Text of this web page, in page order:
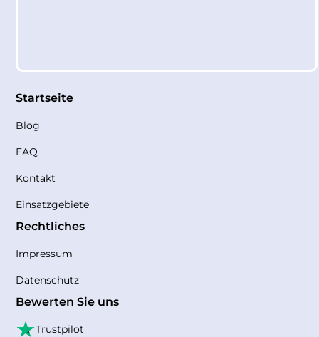
Startseite
Blog
FAQ
Kontakt
Einsatzgebiete
Rechtliches
Impressum
Datenschutz
Bewerten Sie uns
Trustpilot